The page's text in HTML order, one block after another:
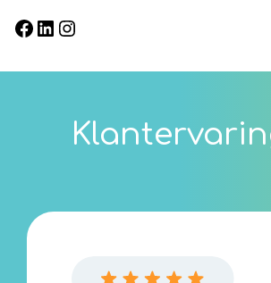
Facebook
LinkedIn
Instagram